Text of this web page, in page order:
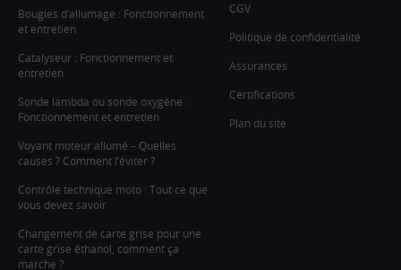
Bougies d’allumage : Fonctionnement
et entretien
Catalyseur : Fonctionnement et
entretien
Sonde lambda ou sonde oxygène :
Fonctionnement et entretien
Voyant moteur allumé – Quelles
causes ? Comment l’éviter ?
Contrôle technique moto : Tout ce que
vous devez savoir
Changement de carte grise pour une
carte grise éthanol, comment ça
marche ?
CGV
Politique de confidentialité
Assurances
Certifications
Plan du site